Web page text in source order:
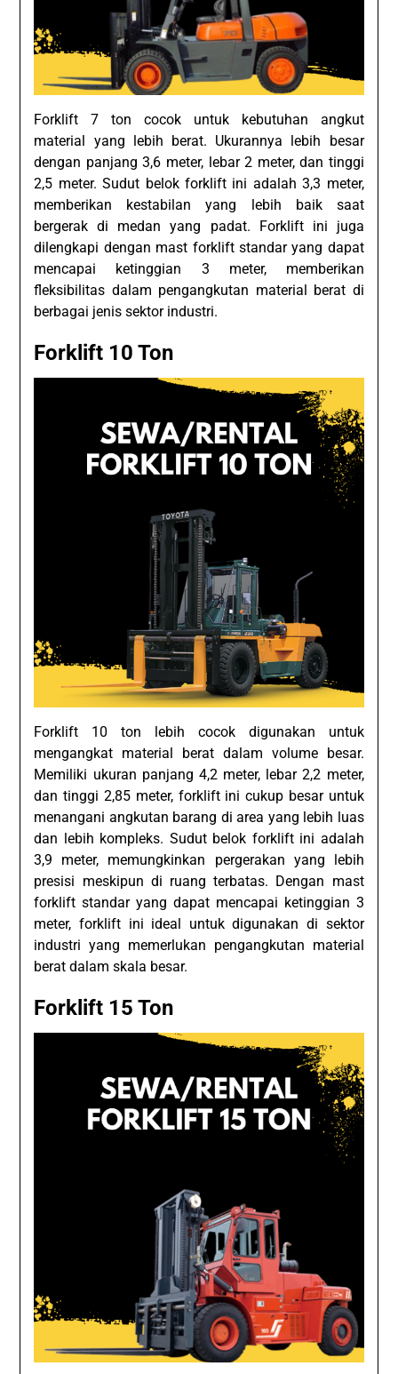
Forklift 7 ton cocok untuk kebutuhan angkut
material yang lebih berat. Ukurannya lebih besar
dengan panjang 3,6 meter, lebar 2 meter, dan tinggi
2,5 meter. Sudut belok forklift ini adalah 3,3 meter,
memberikan kestabilan yang lebih baik saat
bergerak di medan yang padat. Forklift ini juga
dilengkapi dengan mast forklift standar yang dapat
mencapai ketinggian 3 meter, memberikan
fleksibilitas dalam pengangkutan material berat di
berbagai jenis sektor industri.
Forklift 10 Ton
Forklift 10 ton lebih cocok digunakan untuk
mengangkat material berat dalam volume besar.
Memiliki ukuran panjang 4,2 meter, lebar 2,2 meter,
dan tinggi 2,85 meter, forklift ini cukup besar untuk
menangani angkutan barang di area yang lebih luas
dan lebih kompleks. Sudut belok forklift ini adalah
3,9 meter, memungkinkan pergerakan yang lebih
presisi meskipun di ruang terbatas. Dengan mast
forklift standar yang dapat mencapai ketinggian 3
meter, forklift ini ideal untuk digunakan di sektor
industri yang memerlukan pengangkutan material
berat dalam skala besar.
Forklift 15 Ton